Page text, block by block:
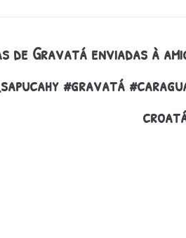
de Gravatá enviadas à
#gravatá